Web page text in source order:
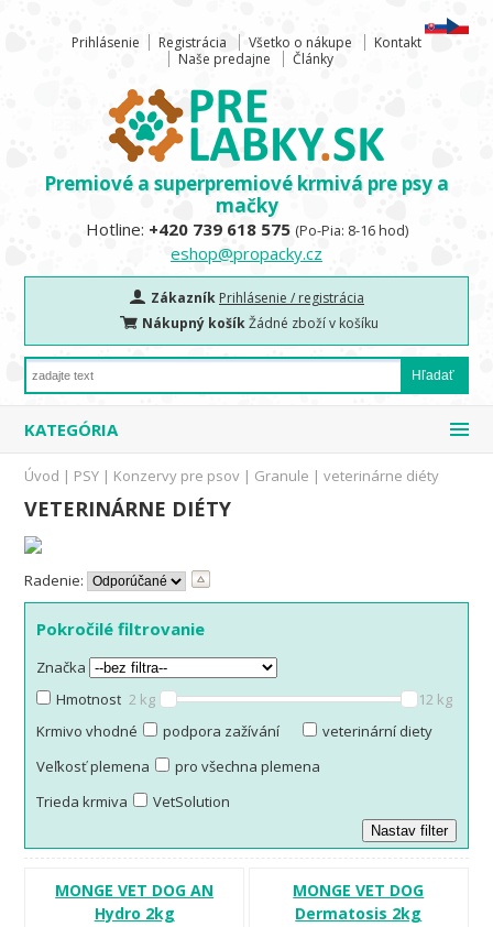
Prihlásenie Registrácia Všetko o nákupe
Kontakt
Naše predajne
Články
Premiové a superpremiové krmivá pre psy a
mačky
Hotline: +420 739 618 575 (Po-Pia: 8-16 hod)
eshop@propacky.cz
Zákazník Prihlásenie / registrácia
Nákupný košíkŽádné zboží v košíku
KATEGÓRIA
Úvod | PSY | Konzervy pre psov | Granule |veterinárne diéty
VETERINÁRNE DIÉTY
Radenie:
Pokročilé filtrovanie
Značka
Hmotnosť balenia
2 kg
12 kg
Krmivo vhodné
podpora zažívání
veterinární diety
Veľkosť plemena
pro všechna plemena
Trieda krmiva
VetSolution
MONGE VET DOG AN
Hydro 2kg
MONGE VET DOG
Dermatosis 2kg